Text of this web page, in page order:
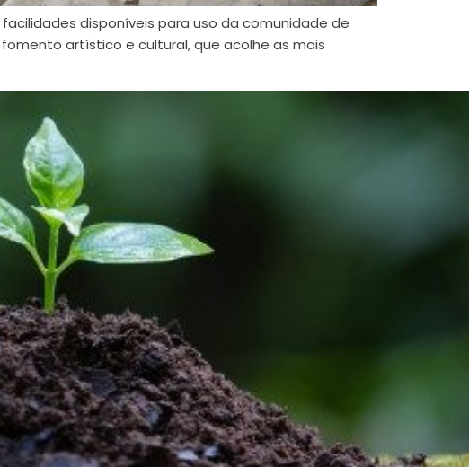
disponíveis para uso da comunidade de
artístico e cultural, que acolhe as mais